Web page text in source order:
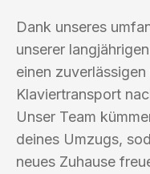
Dank unseres
unserer
einen
Klaviertransport
Unser Team
deines Umzugs,
neues Zuhause